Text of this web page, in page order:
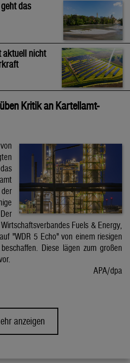
das
aktuell nicht
Kritik an Kartellamt-
Fuels & Energy,
"WDR 5 Echo" von einem riesigen
Diese lägen zum großen
APA/dpa
anzeigen